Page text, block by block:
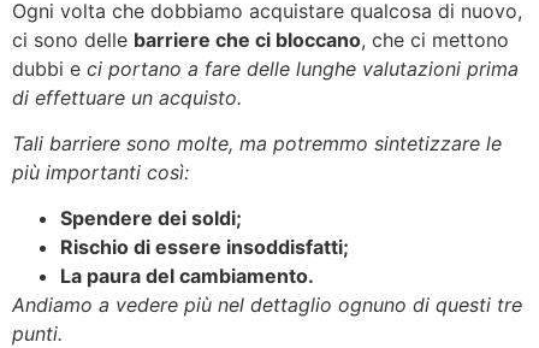
Ogni volta che dobbiamo acquistare qualcosa di nuovo,
ci sono delle barriere che ci bloccano, che ci mettono
dubbi e ci portano a fare delle lunghe valutazioni prima
di effettuare un acquisto.
Tali barriere sono molte, ma potremmo sintetizzare le
più importanti così:
Spendere dei soldi;
Rischio di essere insoddisfatti;
La paura del cambiamento.
Andiamo a vedere più nel dettaglio ognuno di questi tre
punti.